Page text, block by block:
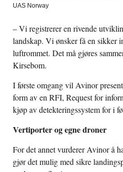
UAS Norway
– Vi registrerer en rivende
landskap. Vi ønsker få en sikker
luftrommet. Det må gjøres
Kirsebom.
I første omgang vil Avinor
form av en RFI, Request for
kjøp av detekteringssystem for i
Vertiporter og egne droner
For det annet vurderer Avinor å
gjør det mulig med sikre